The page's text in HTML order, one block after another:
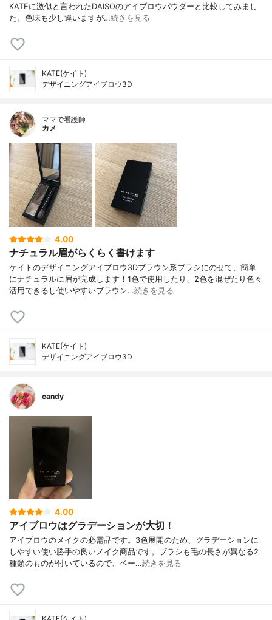
KATEに激似と言われたDAISOのアイブロウパウダーと比較してみまし
た。色味も少し違いますが…続きを見る
KATE(ケイト)
デザイニングアイブロウ3D
ママで看護師
カメ
4.00
ナチュラル眉がらくらく書けます
ケイトのデザイニングアイブロウ3Dブラウン系ブラシにのせて、簡単
にナチュラルに眉が完成します！1色で使用したり、2色を混ぜたり色々
活用できるし使いやすいブラウン…続きを見る
KATE(ケイト)
デザイニングアイブロウ3D
candy
4.00
アイブロウはグラデーションが大切！
アイブロウのメイクの必需品です。3色展開のため、グラデーションに
しやすい使い勝手の良いメイク商品です。ブラシも毛の長さが異なる2
種類のものが付いているので、ベー…続きを見る